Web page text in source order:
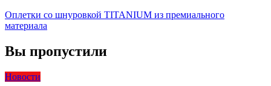
Оплетки со шнуровкой TITANIUM из премиального
материала
Вы пропустили
Новости